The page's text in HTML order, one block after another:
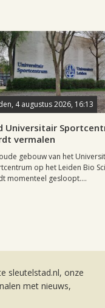
4 augustus 2026, 16:13
Universitair
vermalen
gebouw van het
op het Leiden Bio
momenteel gesloopt....
sleutelstad.nl, onze
met nieuws,